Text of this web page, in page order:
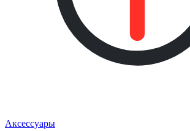
Аксессуары